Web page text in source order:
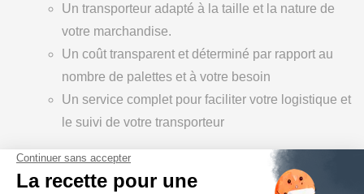
Un transporteur adapté à la taille et la nature de
votre marchandise.
Un coût transparent et déterminé par rapport au
nombre de palettes et à votre besoin
Un service complet pour faciliter votre logistique et
le suivi de votre transporteur
Transport de marchandises en